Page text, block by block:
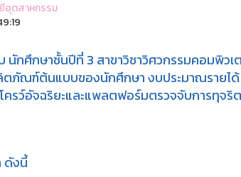
อุตสาหกรรม
กศึกษาชั้นปีที่ 3 สาขาวิชาวิศวกรรมคอมพิว
ณฑ์ต้นแบบของนักศึกษา งบประมาณรายได้
ครว์อัจฉริยะและแพลตฟอร์มตรวจจับการทุจริ
ดังนี้